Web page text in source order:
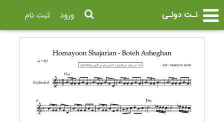
نـت دونـی ثبت نام ورود